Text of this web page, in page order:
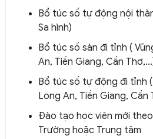
Bổ túc số tự động nội
Sa hình)
Bổ túc số sàn đi tỉnh (
An, Tiền Giang, Cần
Bổ túc số tự động đi tỉnh
Long An, Tiền Giang, Cần
Đào tạo học viên mới
Trường hoặc Trung tâm